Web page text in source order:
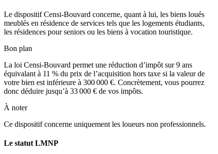
Le dispositif Censi-Bouvard concerne, quant à lui, les biens loués
meublés en résidence de services tels que les logements étudiants,
les résidences pour seniors ou les biens à vocation touristique.
Bon plan
La loi Censi-Bouvard permet une réduction d’impôt sur 9 ans
équivalant à 11 % du prix de l’acquisition hors taxe si la valeur de
votre bien est inférieure à 300 000 €. Concrètement, vous pourrez
donc déduire jusqu’à 33 000 € de vos impôts.
À noter
Ce dispositif concerne uniquement les loueurs non professionnels.
Le statut LMNP